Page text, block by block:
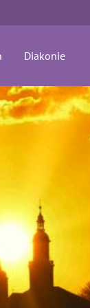
Diakonie